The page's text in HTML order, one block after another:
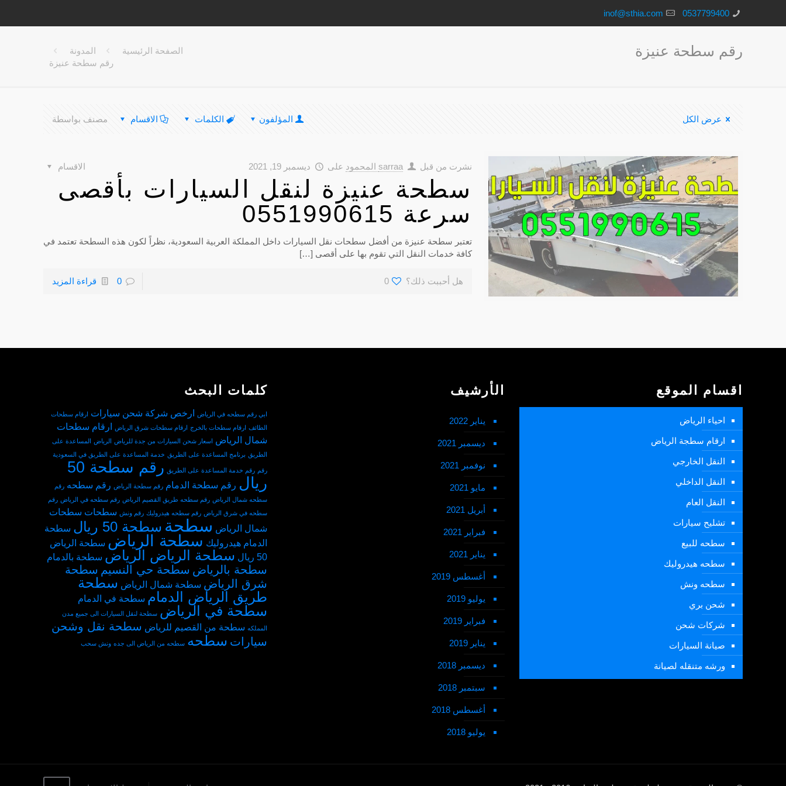
0537799400
inof@sthia.com
رقم سطحة عنيزة الصفحة الرئيسية
المدونة
رقم سطحة عنيزة
مصنف بواسطة الاقسام الكلمات المؤلفون عرض الكل
نشرت من قبل sarraa المحمود على ديسمبر 19, 2021 الاقسام
سطحة عنيزة لنقل السيارات بأقصى
سرعة 0551990615
تعتبر سطحة عنيزة من أفضل سطحات نقل السيارات داخل المملكة العربية السعودية، نظراً لكون هذه السطحة تعتمد في
كافة خدمات النقل التي تقوم بها على أقصى […]
هل أحببت ذلك؟ 0
0 قراءة المزيد
اقسام الموقع
احياء الرياض
ارقام سطجة الرياض
النقل الخارجي
النقل الداخلي
النقل العام
تشليح سيارات
سطحه للبيع
سطحه هيدروليك
سطحه ونش
شحن بري
شركات شحن
صيانة السيارات
ورشه متنقله لصيانة
الأرشيف
يناير 2022
ديسمبر 2021
نوفمبر 2021
مايو 2021
أبريل 2021
فبراير 2021
يناير 2021
أغسطس 2019
يوليو 2019
فبراير 2019
يناير 2019
ديسمبر 2018
سبتمبر 2018
أغسطس 2018
يوليو 2018
كلمات البحث
ابي رقم سطحه في الرياض ارخص شركة شحن سيارات
ارقام سطحات
الطائف ارقام سطحات بالخرج ارقام سطحات شرق الرياض
ارقام سطحات
شمال الرياض
اسعار شحن السيارات من جدة للرياض الرياض
المساعدة على
الطريق برنامج المساعدة على الطريق خدمة المساعدة على الطريق في السعودية
رقم رقم خدمة المساعدة على الطريق
رقم سطحة 50
ريال رقم سطحة الدمام رقم سطحة الرياض رقم سطحه رقم
سطحه شمال الرياض رقم سطحه طريق القصيم الرياض رقم سطحه في الرياض رقم
سطحه في شرق الرياض رقم سطحه هيدروليك رقم ونش سطحات سطحات
شمال الرياض سطحة سطحة 50 ريال
سطحة
الدمام هيدروليك سطحة الرياض سطحة الرياض
50 ريال
سطحة الرياض الرياض سطحة بالدمام
سطحة بالرياض سطحة حي النسيم سطحة
شرق الرياض سطحة شمال الرياض سطحة
طريق الرياض الدمام سطحة في الدمام
سطحة في الرياض سطحة لنقل السيارات الى جميع مدن
المملكه سطحة من القصيم للرياض سطحة نقل وشحن
سيارات سطحه سطحه من الرياض الى جده ونش سحب